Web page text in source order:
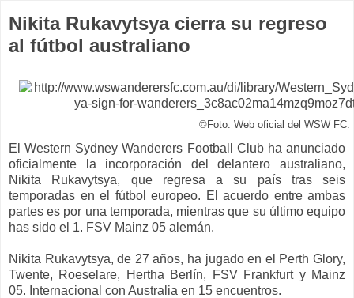
Nikita Rukavytsya cierra su regreso
al fútbol australiano
©Foto: Web oficial del WSW FC.
El Western Sydney Wanderers Football Club ha anunciado
oficialmente la incorporación del delantero australiano,
Nikita Rukavytsya, que regresa a su país tras seis
temporadas en el fútbol europeo. El acuerdo entre ambas
partes es por una temporada, mientras que su último equipo
has sido el 1. FSV Mainz 05 alemán.
Nikita Rukavytsya, de 27 años, ha jugado en el Perth Glory,
Twente, Roeselare, Hertha Berlín, FSV Frankfurt y Mainz
05. Internacional con Australia en 15 encuentros.